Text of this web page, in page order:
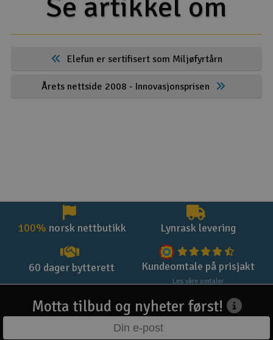
Elefun er sertifisert som Miljøfyrtårn
Årets nettside 2008 - Innovasjonsprisen
100% norsk nettbutikk Lynrask levering
60 dager bytterett Kundeomtale på prisjakt
Les våre omtaler
Motta tilbud og nyheter først!